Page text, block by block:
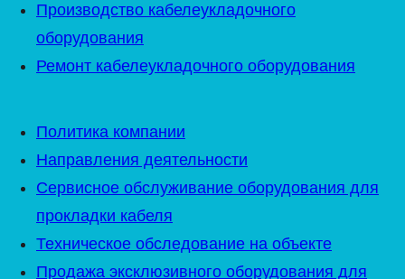
Производство кабелеукладочного
оборудования
Ремонт кабелеукладочного оборудования
Политика компании
Направления деятельности
Сервисное обслуживание оборудования для
прокладки кабеля
Техническое обследование на объекте
Продажа эксклюзивного оборудования для